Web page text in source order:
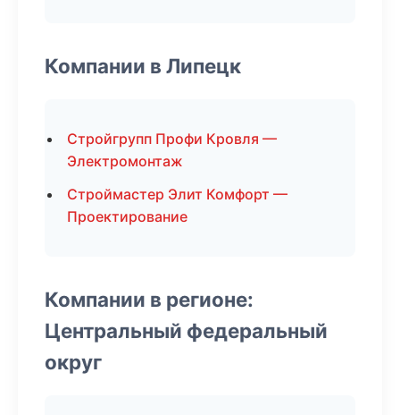
Компании в Липецк
Стройгрупп Профи Кровля —
Электромонтаж
Строймастер Элит Комфорт —
Проектирование
Компании в регионе:
Центральный федеральный
округ